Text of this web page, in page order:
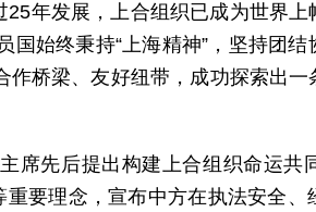
年发展，上合组织已成为世界
始终秉持“上海精神”，坚持团结
桥梁、友好纽带，成功探索出
席先后提出构建上合组织命运共
要理念，宣布中方在执法安全、